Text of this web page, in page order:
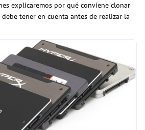
explicaremos por qué conviene clonar
debe tener en cuenta antes de realizar la